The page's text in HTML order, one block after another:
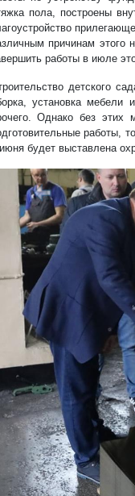
пола, построены
причинам этого
работы в июле
детского
установка мебели
Однако без этих
работы,
будет выставлена
1/3
Предыдущий